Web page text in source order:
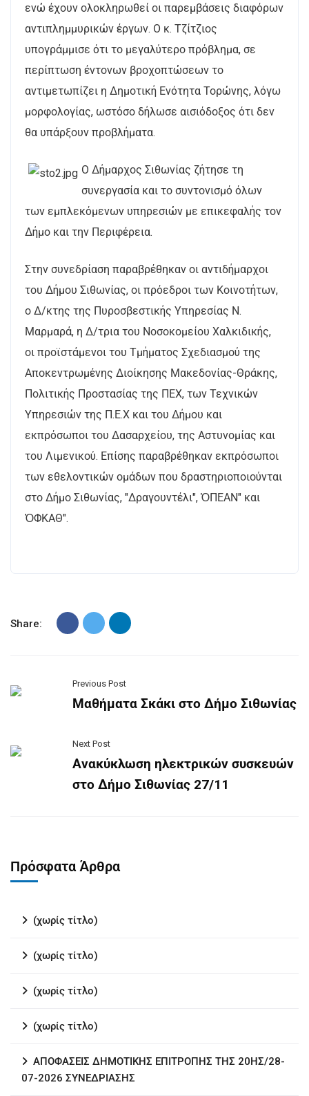
ενώ έχουν ολοκληρωθεί οι παρεμβάσεις διαφόρων
αντιπλημμυρικών έργων. Ο κ. Τζίτζιος
υπογράμμισε ότι το μεγαλύτερο πρόβλημα, σε
περίπτωση έντονων βροχοπτώσεων το
αντιμετωπίζει η Δημοτική Ενότητα Τορώνης, λόγω
μορφολογίας, ωστόσο δήλωσε αισιόδοξος ότι δεν
θα υπάρξουν προβλήματα.
Ο Δήμαρχος Σιθωνίας ζήτησε τη
συνεργασία και το συντονισμό όλων
των εμπλεκόμενων υπηρεσιών με επικεφαλής τον
Δήμο και την Περιφέρεια.
Στην συνεδρίαση παραβρέθηκαν οι αντιδήμαρχοι
του Δήμου Σιθωνίας, οι πρόεδροι των Κοινοτήτων,
ο Δ/κτης της Πυροσβεστικής Υπηρεσίας Ν.
Μαρμαρά, η Δ/τρια του Νοσοκομείου Χαλκιδικής,
οι προϊστάμενοι του Τμήματος Σχεδιασμού της
Αποκεντρωμένης Διοίκησης Μακεδονίας-Θράκης,
Πολιτικής Προστασίας της ΠΕΧ, των Τεχνικών
Υπηρεσιών της Π.Ε.Χ και του Δήμου και
εκπρόσωποι του Δασαρχείου, της Αστυνομίας και
του Λιμενικού. Επίσης παραβρέθηκαν εκπρόσωποι
των εθελοντικών ομάδων που δραστηριοποιούνται
στο Δήμο Σιθωνίας, "Δραγουντέλι", ὉΠΕΑΝ" και
ὉΦΚΑΘ".
Share:
Previous Post
Μαθήματα Σκάκι στο Δήμο Σιθωνίας
Next Post
Ανακύκλωση ηλεκτρικών συσκευών
στο Δήμο Σιθωνίας 27/11
Πρόσφατα Άρθρα
(χωρίς τίτλο)
(χωρίς τίτλο)
(χωρίς τίτλο)
(χωρίς τίτλο)
ΑΠΟΦΑΣΕΙΣ ΔΗΜΟΤΙΚΗΣ ΕΠΙΤΡΟΠΗΣ ΤΗΣ 20ΗΣ/28-
07-2026 ΣΥΝΕΔΡΙΑΣΗΣ